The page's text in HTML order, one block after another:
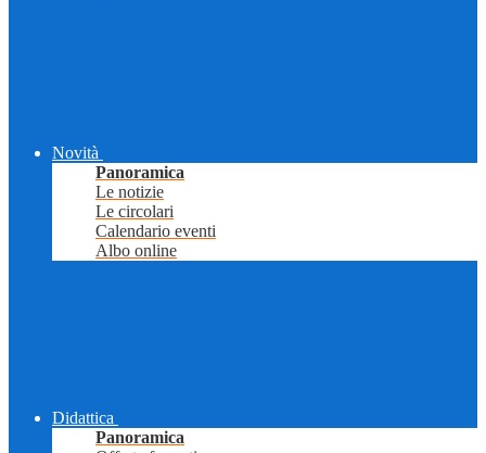
Novità
Panoramica
Le notizie
Le circolari
Calendario eventi
Albo online
Didattica
Panoramica